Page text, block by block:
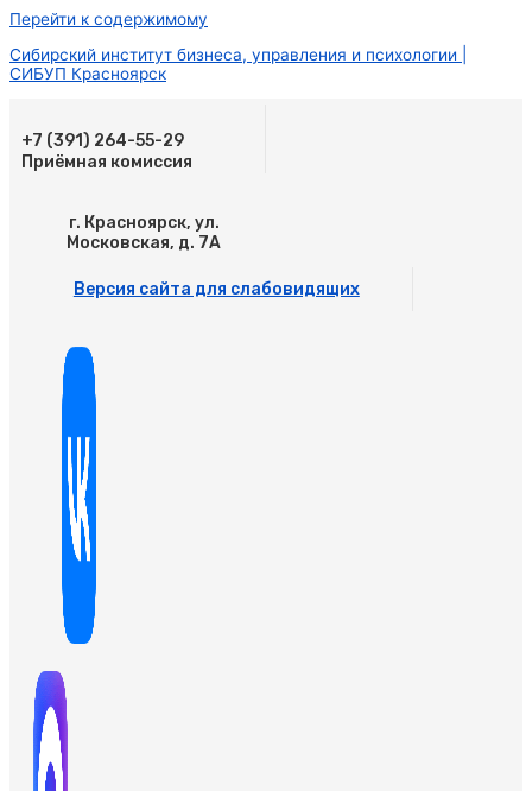
Перейти к содержимому
Сибирский институт бизнеса, управления и психологии |
СИБУП Красноярск
+7 (391) 264-55-29
Приёмная комиссия
г. Красноярск, ул.
Московская, д. 7А
Версия сайта для слабовидящих